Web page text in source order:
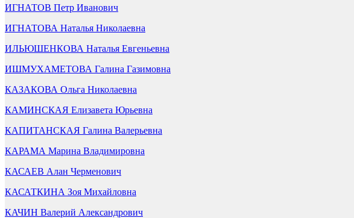
ИГНАТОВ Петр Иванович
ИГНАТОВА Наталья Николаевна
ИЛЬЮШЕНКОВА Наталья Евгеньевна
ИШМУХАМЕТОВА Галина Газимовна
КАЗАКОВА Ольга Николаевна
КАМИНСКАЯ Елизавета Юрьевна
КАПИТАНСКАЯ Галина Валерьевна
КАРАМА Марина Владимировна
КАСАЕВ Алан Черменович
КАСАТКИНА Зоя Михайловна
КАЧИН Валерий Александрович